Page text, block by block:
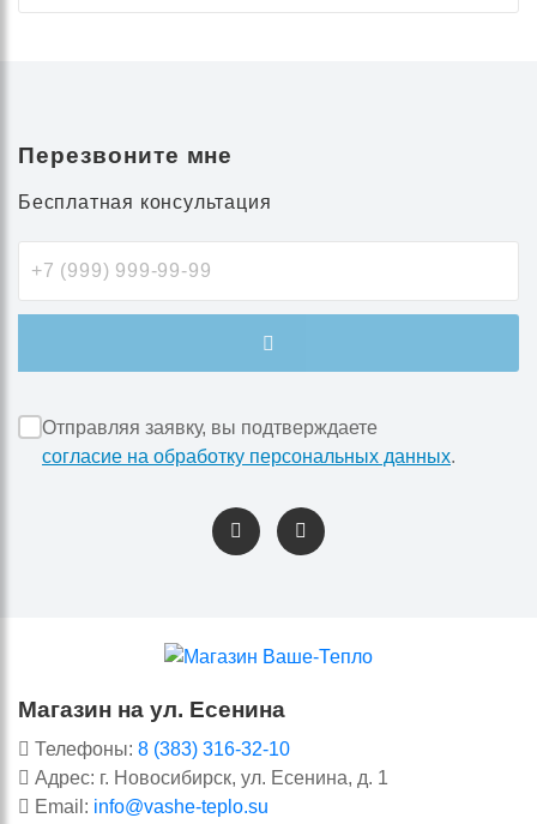
Перезвоните мне
Бесплатная консультация
Отправляя заявку, вы подтверждаете
согласие на обработку персональных данных.
Магазин на ул. Есенина
Телефоны: 8 (383) 316-32-10
Адрес: г. Новосибирск, ул. Есенина, д. 1
Email: info@vashe-teplo.su